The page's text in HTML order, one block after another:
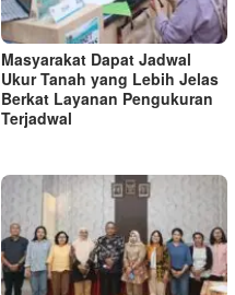
Masyarakat Dapat Jadwal
Ukur Tanah yang Lebih Jelas
Berkat Layanan Pengukuran
Terjadwal